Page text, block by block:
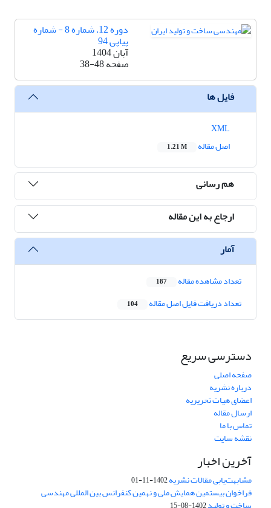
دوره 12، شماره 8 - شماره
پیاپی 94
آبان 1404
صفحه38-48
فایل ها
اصل مقاله
1.21 M
هم رسانی
ارجاع به این مقاله
آمار
تعداد مشاهده مقاله 187
تعداد دریافت فایل اصل مقاله 104
دسترسی سریع
صفحه اصلی
درباره نشریه
اعضای هیات تحریریه
ارسال مقاله
تماس با ما
نقشه سایت
آخرین اخبار
مشابهت‌یابی مقالات نشریه1402-11-01
فراخوان بیستمین همایش ملی و نهمین کنفرانس بین المللی مهندسی